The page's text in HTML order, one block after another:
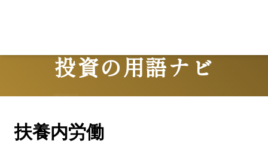
投資の用語ナビ
Terms
扶養内労働